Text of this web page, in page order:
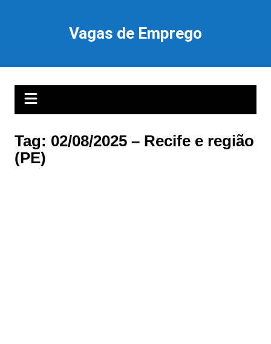
Vagas de Emprego
Tag: 02/08/2025 – Recife e região
(PE)